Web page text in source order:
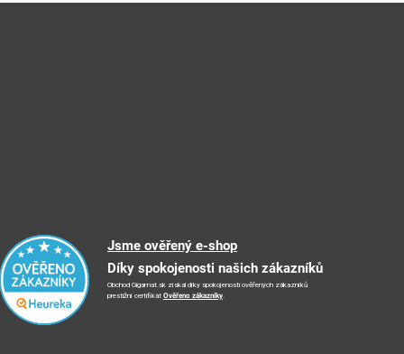
Jsme ověřený e-shop
Díky spokojenosti našich zákazníků
Obchod Gigamat.sk získal díky spokojenosti ověřených zákazníků
prestižní certifikát Ověřeno zákazníky.